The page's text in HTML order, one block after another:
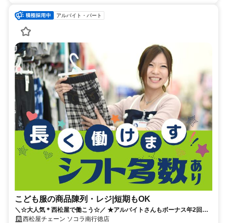
アルバイト・パート
こども服の商品陳列・レジ|短期もOK
＼☆大人気＊西松屋で働こう☆／ ★アルバイトさんもボーナス年2回！
★時間固定だから私生活と両立OK
西松屋チェーン ソコラ南行徳店